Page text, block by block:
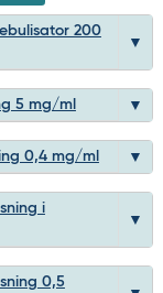
200
5 mg/ml
0,4 mg/ml
i
0,5